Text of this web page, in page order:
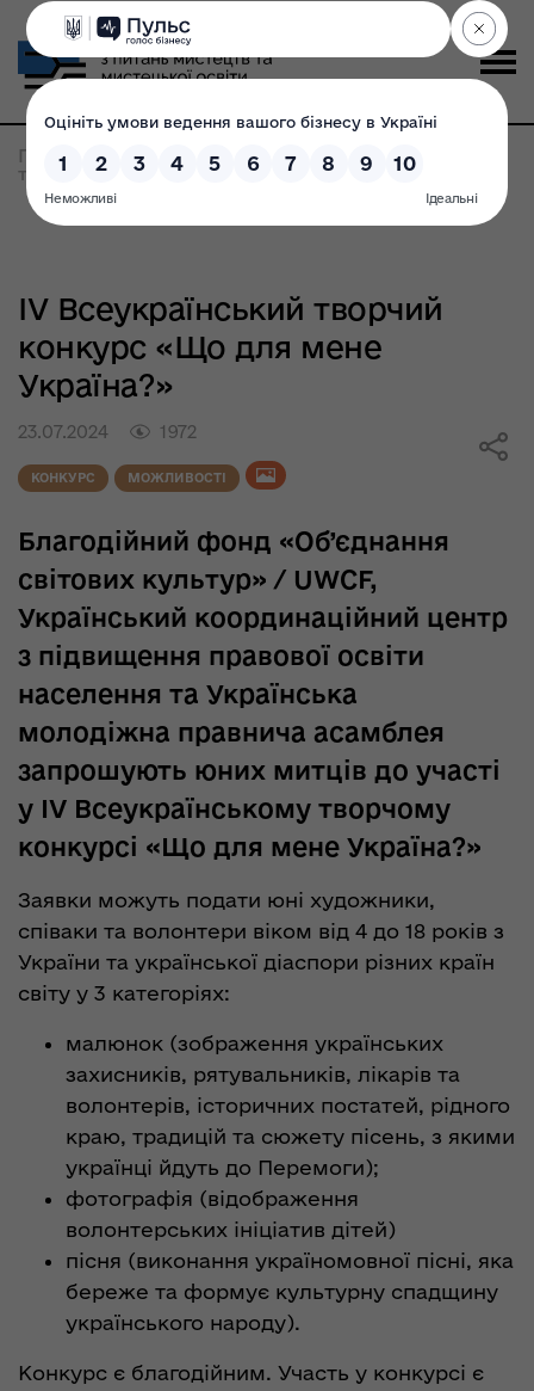
Головна Всі новини >
ІV Всеукраїнський
творчий конкурс «Що для мене Україна?»
ІV Всеукраїнський творчий
конкурс «Що для мене
Україна?»
23.07.2024 1972
КОНКУРС МОЖЛИВОСТІ
Благодійний фонд «Об’єднання
світових культур» / UWCF,
Український координаційний центр
з підвищення правової освіти
населення та Українська
молодіжна правнича асамблея
запрошують юних митців до участі
у ІV Всеукраїнському творчому
конкурсі «Що для мене Україна?»
Заявки можуть подати юні художники,
співаки та волонтери віком від 4 до 18 років з
України та української діаспори різних країн
світу у 3 категоріях:
малюнок (зображення українських
захисників, рятувальників, лікарів та
волонтерів, історичних постатей, рідного
краю, традицій та сюжету пісень, з якими
українці йдуть до Перемоги);
фотографія (відображення
волонтерських ініціатив дітей)
пісня (виконання україномовної пісні, яка
береже та формує культурну спадщину
українського народу).
Конкурс є благодійним. Участь у конкурсі є